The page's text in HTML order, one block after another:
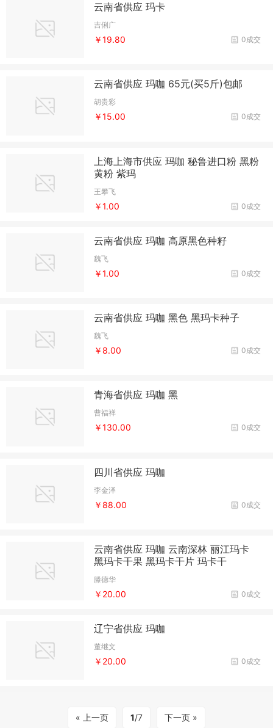
云南省供应 玛卡
吉俐广
0成交
￥19.80
云南省供应 玛咖 65元(买5斤)包邮
胡贵彩
0成交
￥15.00
上海上海市供应 玛咖 秘鲁进口粉 黑粉
黄粉 紫玛
王攀飞
0成交
￥1.00
云南省供应 玛咖 高原黑色种籽
魏飞
0成交
￥1.00
云南省供应 玛咖 黑色 黑玛卡种子
魏飞
0成交
￥8.00
青海省供应 玛咖 黑
曹福祥
0成交
￥130.00
四川省供应 玛咖
李金泽
0成交
￥88.00
云南省供应 玛咖 云南深林 丽江玛卡
黑玛卡干果 黑玛卡干片 玛卡干
滕德华
0成交
￥20.00
辽宁省供应 玛咖
董继文
0成交
￥20.00
« 上一页 1/7 下一页 »